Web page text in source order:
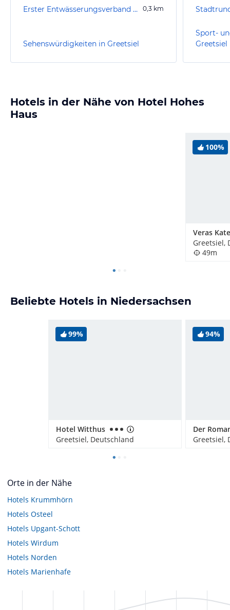
Erster Entwässerungsverband Emden Schöpfwerk 0,3 km
Sehenswürdigkeiten in Greetsiel
Sport-
Greetsiel
Hotels in der Nähe von Hotel Hohes
Haus
100%
Greetsiel,
49m
Beliebte Hotels in Niedersachsen
99%
Hotel Witthus
Greetsiel, Deutschland
94%
Der
Greetsiel,
Orte in der Nähe
Hotels Krummhörn
Hotels Osteel
Hotels Upgant-Schott
Hotels Wirdum
Hotels Norden
Hotels Marienhafe